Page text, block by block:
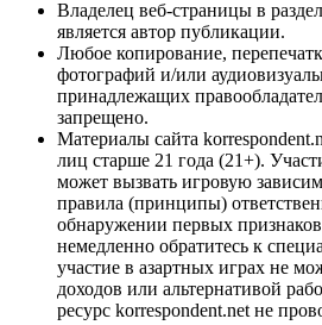
Владелец веб-страницы в
является автор публикации.
Любое копирование,
фотографий и/или
принадлежащих
запрещено.
Материалы сайта
лиц старше 21 года (21+).
может вызвать игровую
правила (принципы)
обнаружении первых
немедленно обратитесь к
участие в азартных играх не
доходов или альтернативой
ресурс korrespondent.net не